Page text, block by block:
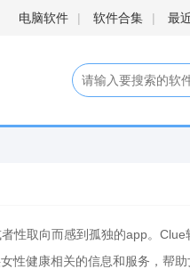
电脑软件 | 软件合集 | 最
性取向而感到孤独的app。Clue
性健康相关的信息和服务，帮